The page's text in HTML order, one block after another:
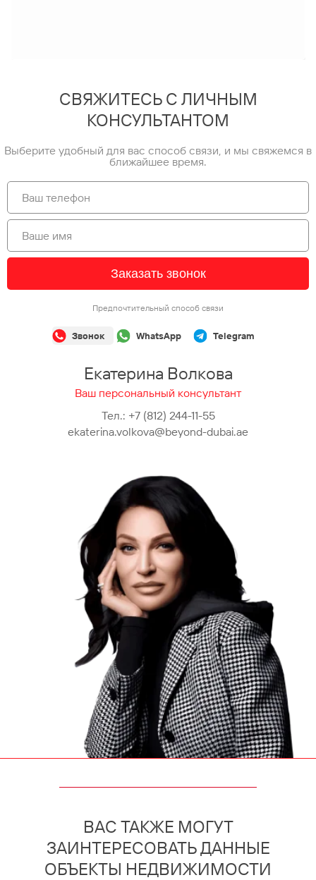
СВЯЖИТЕСЬ С ЛИЧНЫМ
КОНСУЛЬТАНТОМ
Выберите удобный для вас способ связи, и мы свяжемся в
ближайшее время.
Заказать звонок
Предпочтительный способ связи
Звонок WhatsApp Telegram
Екатерина Волкова
Ваш персональный консультант
Тел.: +7 (812) 244-11-55
ekaterina.volkova@beyond-dubai.ae
ВАС ТАКЖЕ МОГУТ
ЗАИНТЕРЕСОВАТЬ ДАННЫЕ
ОБЪЕКТЫ НЕДВИЖИМОСТИ